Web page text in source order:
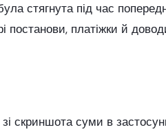
стягнута під час
постанови, платіжки й
скриншота суми в